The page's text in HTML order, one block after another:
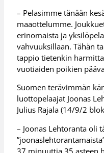
– Pelasimme tänään
maaottelumme.
erinomaista ja
vahvuuksillaan. Tähän
tappio tietenkin
vuotiaiden poikien
Suomen terävimmän
luottopelaajat Joonas
Julius Rajala (14/9/2
– Joonas Lehtoranta oli
37 minuuttia 35 asteen